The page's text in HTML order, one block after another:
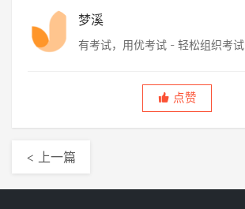
梦溪
有考试，用优考试 - 轻松组织考试
点赞
< 上一篇